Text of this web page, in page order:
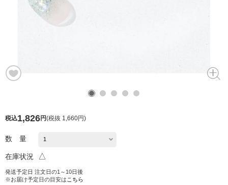
税込1,826円(税抜 1,660円)
数 量
在庫状況 △
発送予定日 注文日の1～10日後
※お届け予定日の目安は こちら